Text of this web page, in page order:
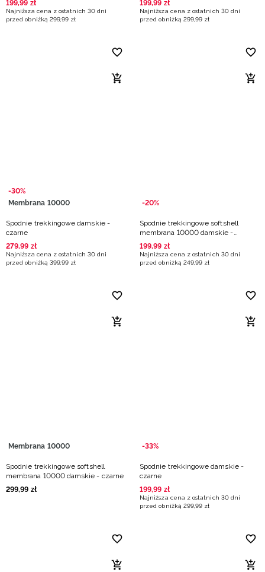
199,99 zł
Najniższa cena z ostatnich 30 dni
przed obniżką 299,99 zł
199,99 zł
Najniższa cena z ostatnich 30 dni
przed obniżką 299,99 zł
-30%
Membrana 10000
Spodnie trekkingowe damskie -
czarne
279,99 zł
Najniższa cena z ostatnich 30 dni
przed obniżką 399,99 zł
-20%
Spodnie trekkingowe softshell
membrana 10000 damskie -
turkusowe
199,99 zł
Najniższa cena z ostatnich 30 dni
przed obniżką 249,99 zł
Membrana 10000
Spodnie trekkingowe softshell
membrana 10000 damskie - czarne
299,99 zł
-33%
Spodnie trekkingowe damskie -
czarne
199,99 zł
Najniższa cena z ostatnich 30 dni
przed obniżką 299,99 zł